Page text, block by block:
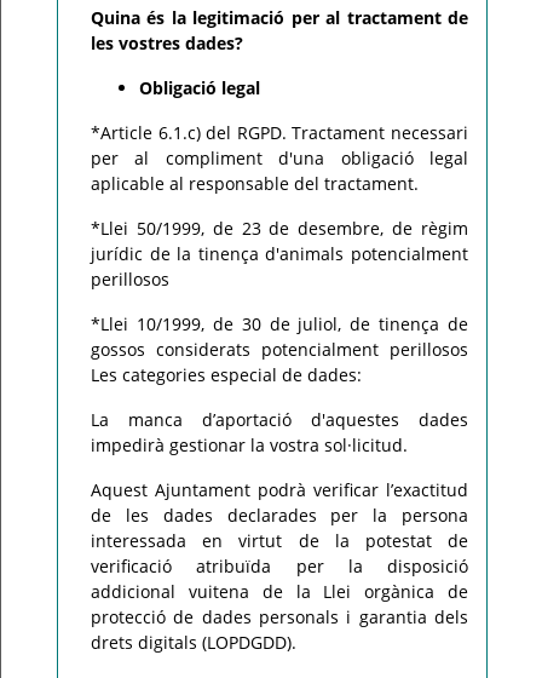
Quina és la legitimació per al tractament de
les vostres dades?
Obligació legal
*Article 6.1.c) del RGPD. Tractament necessari
per al compliment d'una obligació legal
aplicable al responsable del tractament.
*Llei 50/1999, de 23 de desembre, de règim
jurídic de la tinença d'animals potencialment
perillosos
*Llei 10/1999, de 30 de juliol, de tinença de
gossos considerats potencialment perillosos
Les categories especial de dades:
La manca d’aportació d'aquestes dades
impedirà gestionar la vostra sol·licitud.
Aquest Ajuntament podrà verificar l’exactitud
de les dades declarades per la persona
interessada en virtut de la potestat de
verificació atribuïda per la disposició
addicional vuitena de la Llei orgànica de
protecció de dades personals i garantia dels
drets digitals (LOPDGDD).